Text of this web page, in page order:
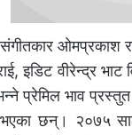
संगीतकार ओमप्रकाश
इडिट वीरेन्द्र
प्रेमिल भाव
छन्। २०७५